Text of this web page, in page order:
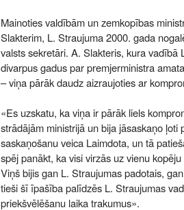
Mainoties valdībām un zemkopības
Slakterim, L. Straujuma 2000. gada
valsts sekretāri. A. Slakteris, kura vadībā
divarpus gadus par premjerministra
– viņa pārāk daudz aizraujoties ar
«Es uzskatu, ka viņa ir pārāk liels
strādājām ministrijā un bija jāsaskaņo ļoti
saskaņošanu veica Laimdota, un tā
spēj panākt, ka visi virzās uz vienu
Viņš bijis gan L. Straujumas padotais,
tieši šī īpašība palīdzēs L. Straujumas
priekšvēlēšanu laika trakumus».